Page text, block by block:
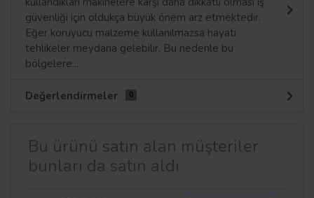
güvenliği için oldukça büyük önem arz etmektedir.
Eğer koruyucu malzeme kullanılmazsa hayati
tehlikeler meydana gelebilir. Bu nedenle bu
bölgelere...
Değerlendirmeler 0
Bu ürünü satın alan müşteriler
bunları da satın aldı